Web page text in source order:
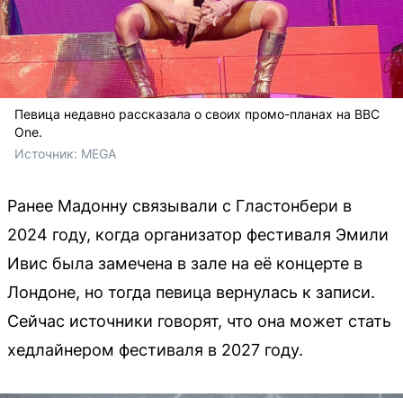
Певица недавно рассказала о своих промо-планах на BBC
One.
Источник: MEGA
Ранее Мадонну связывали с Гластонбери в
2024 году, когда организатор фестиваля Эмили
Ивис была замечена в зале на её концерте в
Лондоне, но тогда певица вернулась к записи.
Сейчас источники говорят, что она может стать
хедлайнером фестиваля в 2027 году.